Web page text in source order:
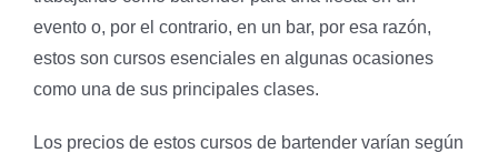
evento o, por el contrario, en un bar, por esa razón,
estos son cursos esenciales en algunas ocasiones
como una de sus principales clases.
Los precios de estos cursos de bartender varían según